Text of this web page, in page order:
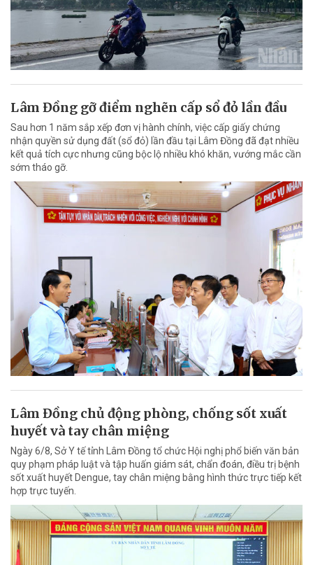
Lâm Đồng gỡ điểm nghẽn cấp sổ đỏ lần đầu
Sau hơn 1 năm sắp xếp đơn vị hành chính, việc cấp giấy chứng
nhận quyền sử dụng đất (sổ đỏ) lần đầu tại Lâm Đồng đã đạt nhiều
kết quả tích cực nhưng cũng bộc lộ nhiều khó khăn, vướng mắc cần
sớm tháo gỡ.
Lâm Đồng chủ động phòng, chống sốt xuất
huyết và tay chân miệng
Ngày 6/8, Sở Y tế tỉnh Lâm Đồng tổ chức Hội nghị phổ biến văn bản
quy phạm pháp luật và tập huấn giám sát, chẩn đoán, điều trị bệnh
sốt xuất huyết Dengue, tay chân miệng bằng hình thức trực tiếp kết
hợp trực tuyến.